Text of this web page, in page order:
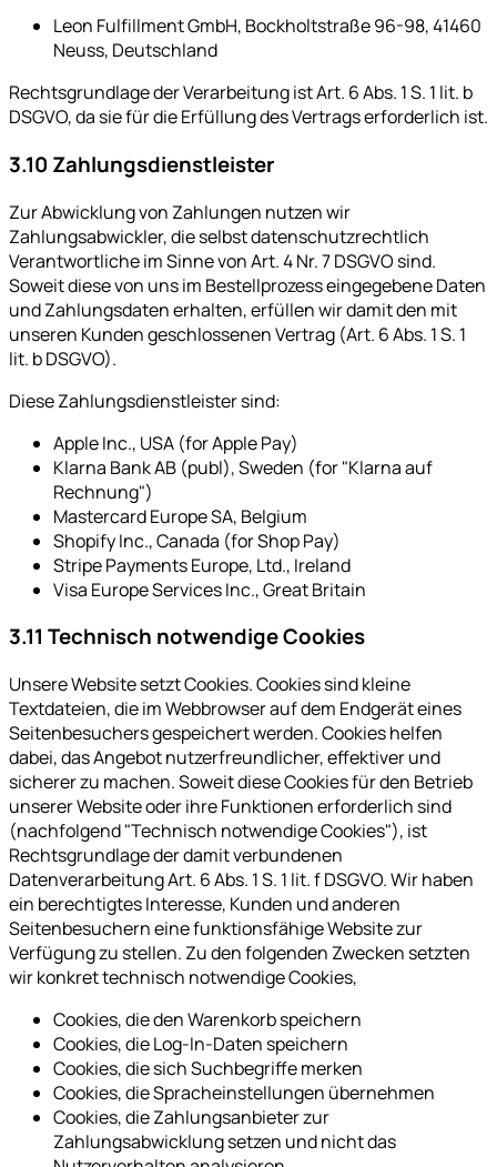
Leon Fulfillment GmbH, Bockholtstraße 96-98, 41460
Neuss, Deutschland
Rechtsgrundlage der Verarbeitung ist Art. 6 Abs. 1 S. 1 lit. b
DSGVO, da sie für die Erfüllung des Vertrags erforderlich ist.
3.10 Zahlungsdienstleister
Zur Abwicklung von Zahlungen nutzen wir
Zahlungsabwickler, die selbst datenschutzrechtlich
Verantwortliche im Sinne von Art. 4 Nr. 7 DSGVO sind.
Soweit diese von uns im Bestellprozess eingegebene Daten
und Zahlungsdaten erhalten, erfüllen wir damit den mit
unseren Kunden geschlossenen Vertrag (Art. 6 Abs. 1 S. 1
lit. b DSGVO).
Diese Zahlungsdienstleister sind:
Apple Inc., USA (for Apple Pay)
Klarna Bank AB (publ), Sweden (for "Klarna auf
Rechnung")
Mastercard Europe SA, Belgium
Shopify Inc., Canada (for Shop Pay)
Stripe Payments Europe, Ltd., Ireland
Visa Europe Services Inc., Great Britain
3.11 Technisch notwendige Cookies
Unsere Website setzt Cookies. Cookies sind kleine
Textdateien, die im Webbrowser auf dem Endgerät eines
Seitenbesuchers gespeichert werden. Cookies helfen
dabei, das Angebot nutzerfreundlicher, effektiver und
sicherer zu machen. Soweit diese Cookies für den Betrieb
unserer Website oder ihre Funktionen erforderlich sind
(nachfolgend "Technisch notwendige Cookies"), ist
Rechtsgrundlage der damit verbundenen
Datenverarbeitung Art. 6 Abs. 1 S. 1 lit. f DSGVO. Wir haben
ein berechtigtes Interesse, Kunden und anderen
Seitenbesuchern eine funktionsfähige Website zur
Verfügung zu stellen. Zu den folgenden Zwecken setzten
wir konkret technisch notwendige Cookies,
Cookies, die den Warenkorb speichern
Cookies, die Log-In-Daten speichern
Cookies, die sich Suchbegriffe merken
Cookies, die Spracheinstellungen übernehmen
Cookies, die Zahlungsanbieter zur
Zahlungsabwicklung setzen und nicht das